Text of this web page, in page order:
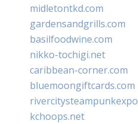
midletontkd.com
gardensandgrills.com
basilfoodwine.com
nikko-tochigi.net
caribbean-corner.com
bluemoongiftcards.com
kchoops.net